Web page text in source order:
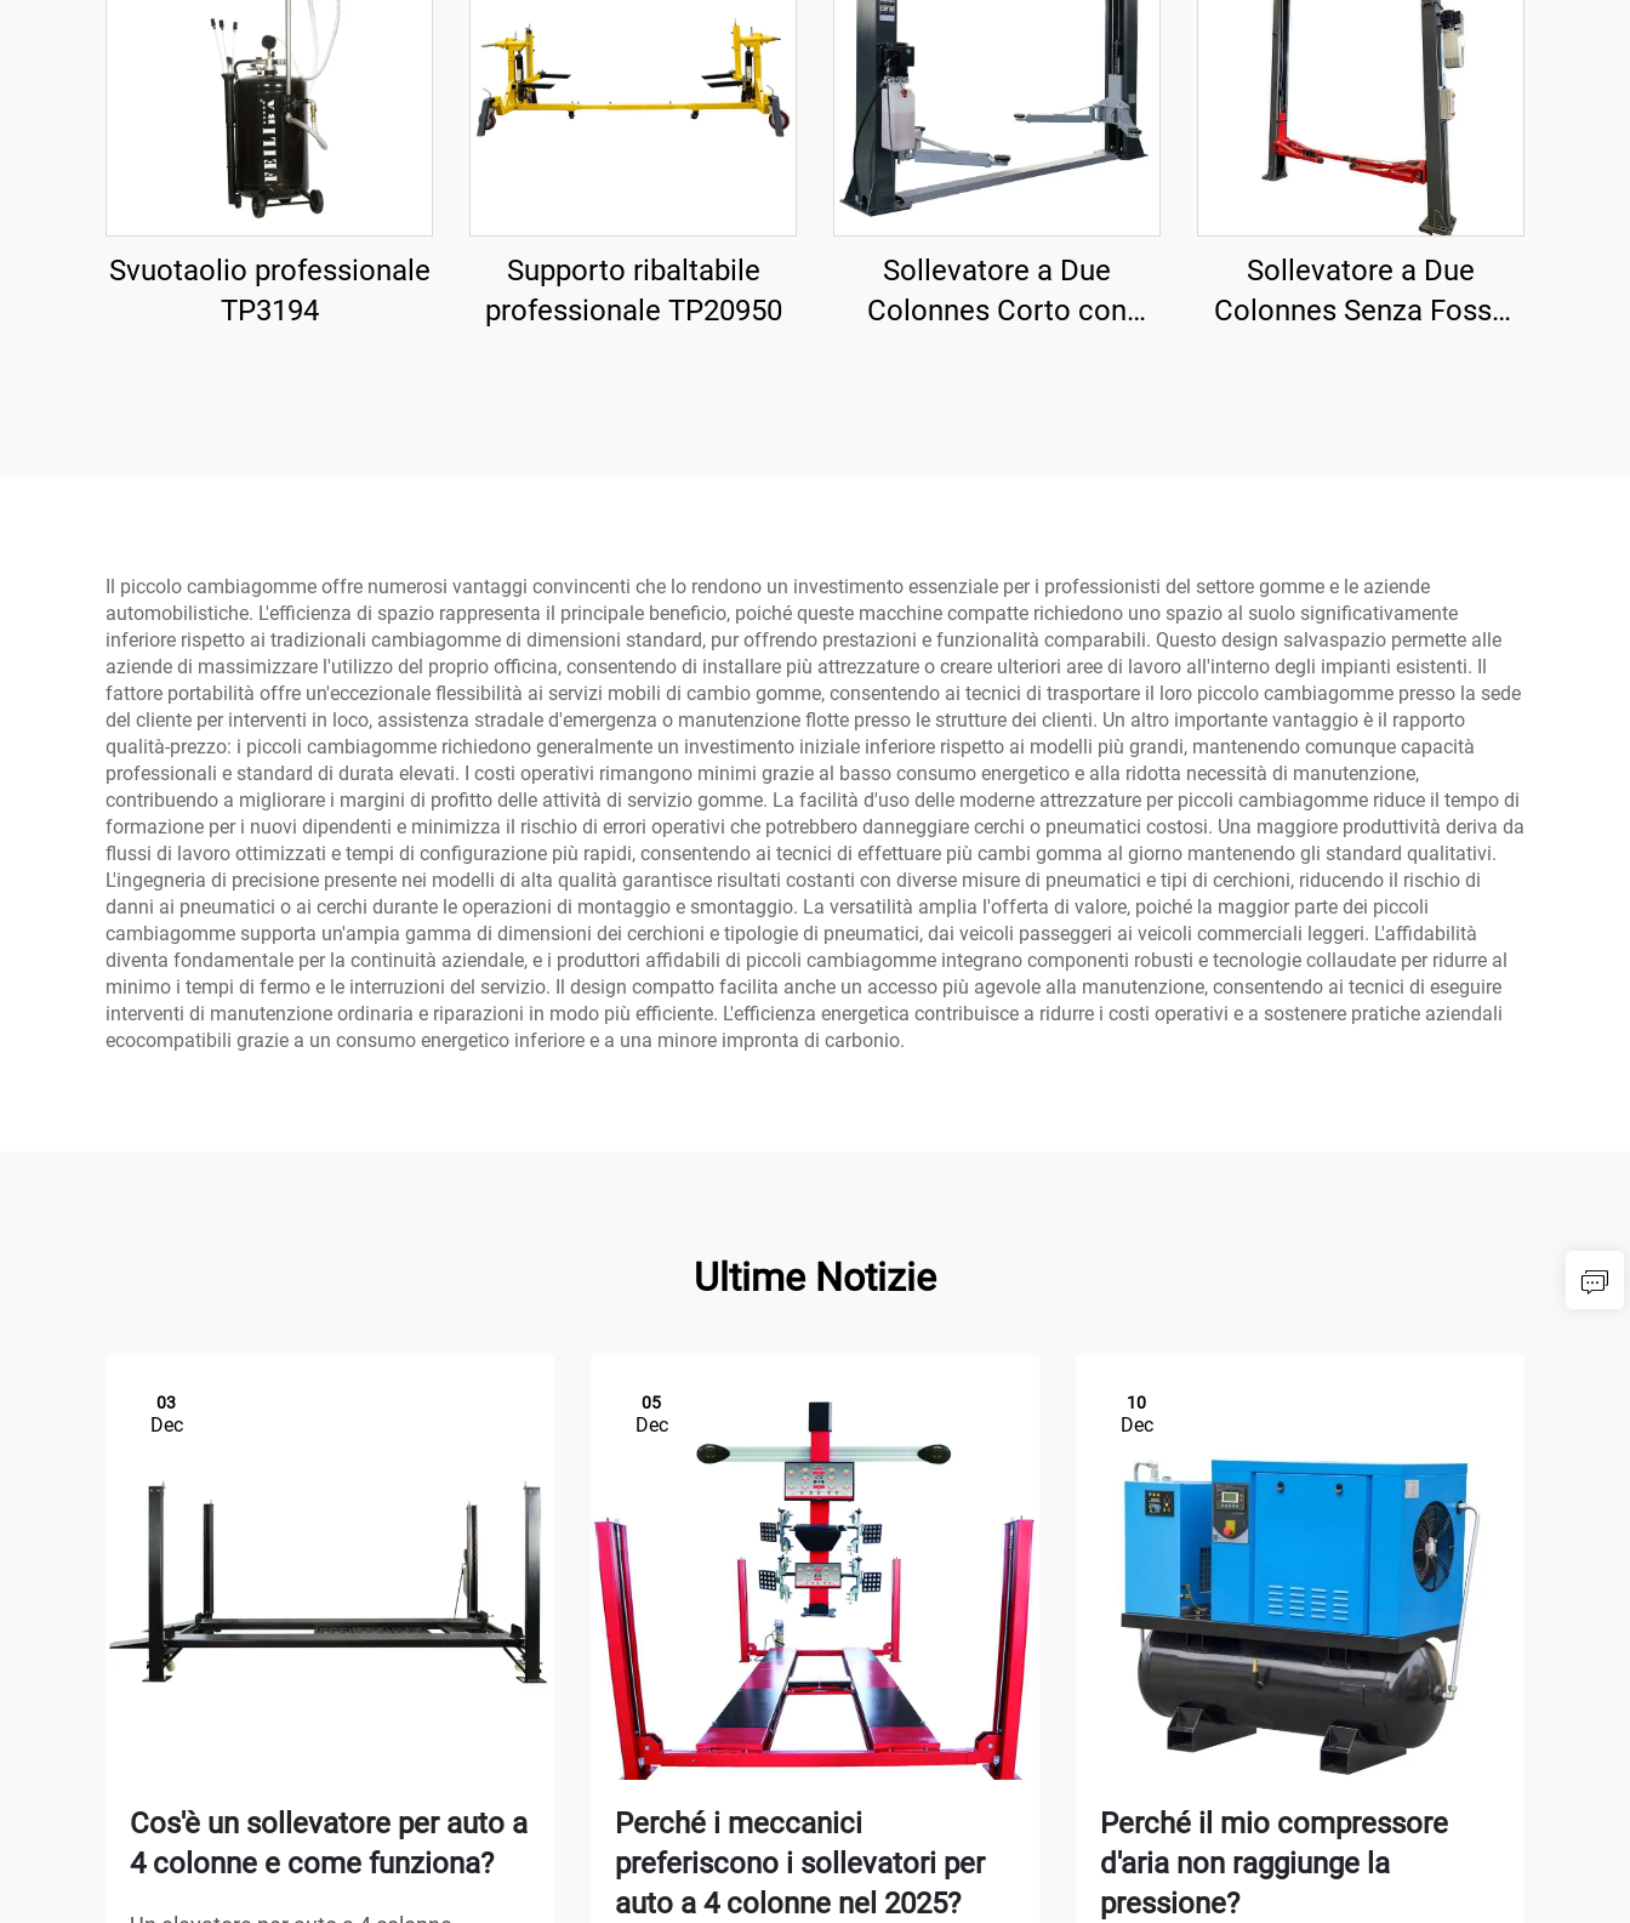
Svuotaolio professionale
TP3194
Supporto ribaltabile
professionale TP20950
Sollevatore a Due
Colonnes Corto con
Sollevatore a Due
Colonnes Senza Fossa
Il piccolo cambiagomme offre numerosi vantaggi convincenti che lo rendono un investimento essenziale per i professionisti del settore gomme e le aziende
automobilistiche. L'efficienza di spazio rappresenta il principale beneficio, poiché queste macchine compatte richiedono uno spazio al suolo significativamente
inferiore rispetto ai tradizionali cambiagomme di dimensioni standard, pur offrendo prestazioni e funzionalità comparabili. Questo design salvaspazio permette alle
aziende di massimizzare l'utilizzo del proprio officina, consentendo di installare più attrezzature o creare ulteriori aree di lavoro all'interno degli impianti esistenti. Il
fattore portabilità offre un'eccezionale flessibilità ai servizi mobili di cambio gomme, consentendo ai tecnici di trasportare il loro piccolo cambiagomme presso la sede
del cliente per interventi in loco, assistenza stradale d'emergenza o manutenzione flotte presso le strutture dei clienti. Un altro importante vantaggio è il rapporto
qualità-prezzo: i piccoli cambiagomme richiedono generalmente un investimento iniziale inferiore rispetto ai modelli più grandi, mantenendo comunque capacità
professionali e standard di durata elevati. I costi operativi rimangono minimi grazie al basso consumo energetico e alla ridotta necessità di manutenzione,
contribuendo a migliorare i margini di profitto delle attività di servizio gomme. La facilità d'uso delle moderne attrezzature per piccoli cambiagomme riduce il tempo di
formazione per i nuovi dipendenti e minimizza il rischio di errori operativi che potrebbero danneggiare cerchi o pneumatici costosi. Una maggiore produttività deriva da
flussi di lavoro ottimizzati e tempi di configurazione più rapidi, consentendo ai tecnici di effettuare più cambi gomma al giorno mantenendo gli standard qualitativi.
L'ingegneria di precisione presente nei modelli di alta qualità garantisce risultati costanti con diverse misure di pneumatici e tipi di cerchioni, riducendo il rischio di
danni ai pneumatici o ai cerchi durante le operazioni di montaggio e smontaggio. La versatilità amplia l'offerta di valore, poiché la maggior parte dei piccoli
cambiagomme supporta un'ampia gamma di dimensioni dei cerchioni e tipologie di pneumatici, dai veicoli passeggeri ai veicoli commerciali leggeri. L'affidabilità
diventa fondamentale per la continuità aziendale, e i produttori affidabili di piccoli cambiagomme integrano componenti robusti e tecnologie collaudate per ridurre al
minimo i tempi di fermo e le interruzioni del servizio. Il design compatto facilita anche un accesso più agevole alla manutenzione, consentendo ai tecnici di eseguire
interventi di manutenzione ordinaria e riparazioni in modo più efficiente. L'efficienza energetica contribuisce a ridurre i costi operativi e a sostenere pratiche aziendali
ecocompatibili grazie a un consumo energetico inferiore e a una minore impronta di carbonio.
Ultime Notizie
03
Dec
Cos'è un sollevatore per auto a
4 colonne e come funziona?
05
Dec
Perché i meccanici
preferiscono i sollevatori per
auto a 4 colonne nel 2025?
10
Dec
Perché il mio compressore
d'aria non raggiunge la
pressione?